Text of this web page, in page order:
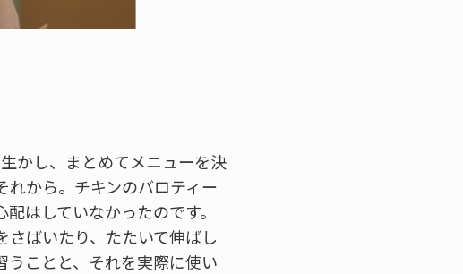
かし、まとめてメニューを決
から。チキンのバロティー
はしていなかったのです。
ばいたり、たたいて伸ばし
ことと、それを実際に使い